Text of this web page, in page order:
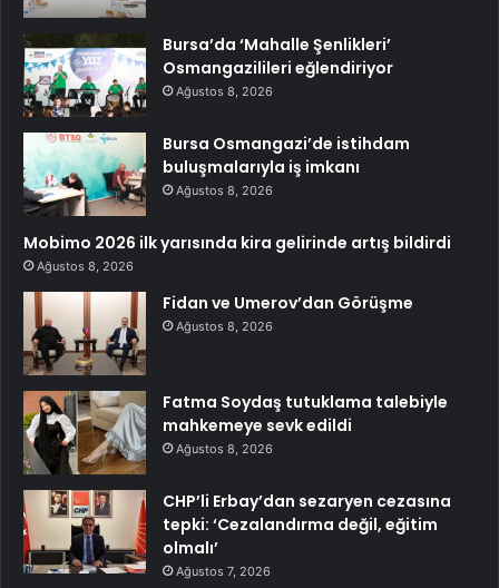
Bursa’da ‘Mahalle Şenlikleri’
Osmangazilileri eğlendiriyor
Ağustos 8, 2026
Bursa Osmangazi’de istihdam
buluşmalarıyla iş imkanı
Ağustos 8, 2026
Mobimo 2026 ilk yarısında kira gelirinde artış bildirdi
Ağustos 8, 2026
Fidan ve Umerov’dan Görüşme
Ağustos 8, 2026
Fatma Soydaş tutuklama talebiyle
mahkemeye sevk edildi
Ağustos 8, 2026
CHP’li Erbay’dan sezaryen cezasına
tepki: ‘Cezalandırma değil, eğitim
olmalı’
Ağustos 7, 2026